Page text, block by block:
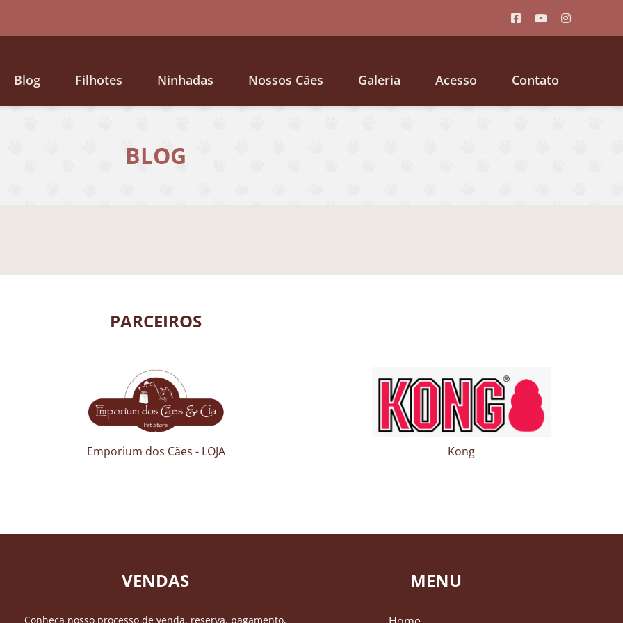
Blog Filhotes Ninhadas Nossos Cães Galeria Acesso Contato
BLOG
PARCEIROS
Emporium dos Cães - LOJA Kong
VENDAS
Conheça nosso processo de venda, reserva, pagamento,
MENU